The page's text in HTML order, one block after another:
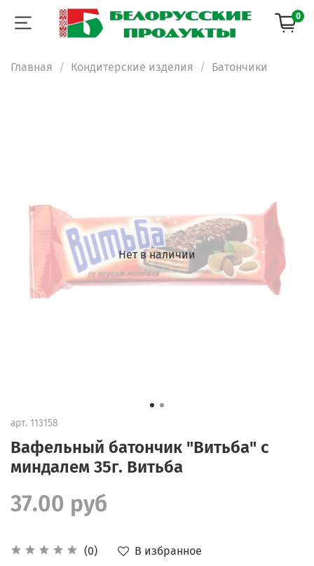
0
Главная Кондитерские изделия Батончики
Нет в наличии
арт. 113158
Вафельный батончик "Витьба" с
миндалем 35г. Витьба
(0)
В избранное
37.00 руб